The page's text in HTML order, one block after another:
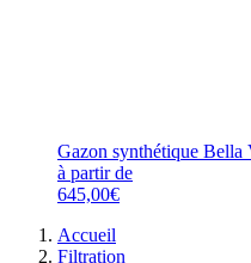
Gazon synthétique
à partir de
645,00€
Accueil
Filtration